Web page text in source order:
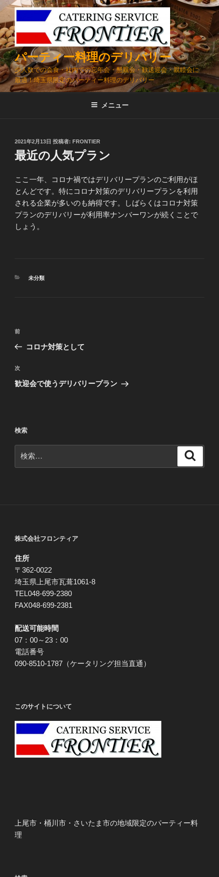
コ
テ
ン
ツ
へ
ス
キ
パーティー料理のデリバリー
少人数での会食・社内での忘年会・懇親会・歓送迎会・親睦会に
最適！埼玉県限定のパーティー料理のデリバリー
メニュー
投
稿
日:
2021年2月13日 投稿者: FRONTIER
最近の人気プラン
ここ一年、コロナ禍ではデリバリープランのご利用がほ
とんどです。特にコロナ対策のデリバリープランを利用
される企業が多いのも納得です。しばらくはコロナ対策
プランのデリバリーが利用率ナンバーワンが続くことで
しょう。
カ
未分類
投
ビ
ゲ
ン
前
の
稿
前
コロナ対策として
次
の
次
歓迎会で使うデリバリープラン
検索
索:
株式会社フロンティア
住所
〒362-0022
埼玉県上尾市瓦葺1061-8
TEL048-699-2380
FAX048-699-2381
配送可能時間
07：00～23：00
電話番号
090-8510-1787（ケータリング担当直通）
このサイトについて
上尾市・桶川市・さいたま市の地域限定のパーティー料
理